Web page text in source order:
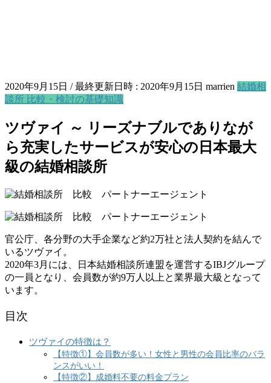
2020年9月15日 / 最終更新日時 : 2020年9月15日 marrien 結婚相
談所 比較・検討の基礎知識
ツヴァイ ～ リーズナブルでありなが
ら充実したサービスが安心の日本最大
級の結婚相談所
官公庁、各分野の大手企業など約2万社と法人契約を結んで
いるツヴァイ。
2020年3月には、日本結婚相談所連盟を運営するIBJグループ
の一員となり、会員数が約9万人以上と業界最大級となって
います。
目次
ツヴァイの特徴は？
【特徴①】会員数が多い！女性と男性の会員比率のバラ
ンスがいい！
【特徴②】成婚料不要の料金プラン